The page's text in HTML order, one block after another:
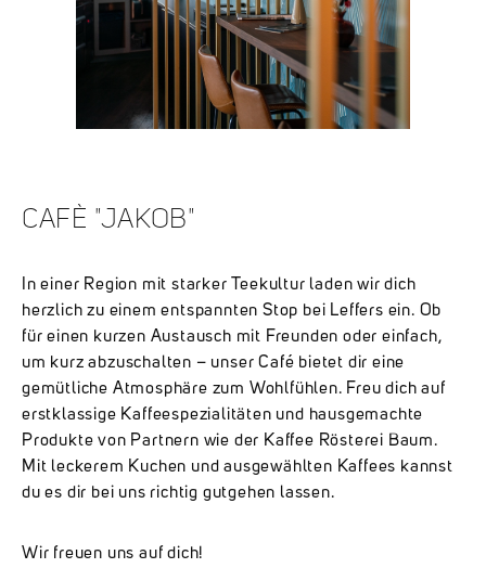
CAFÈ "JAKOB"
In einer Region mit starker Teekultur laden wir dich
herzlich zu einem entspannten Stop bei Leffers ein. Ob
für einen kurzen Austausch mit Freunden oder einfach,
um kurz abzuschalten – unser Café bietet dir eine
gemütliche Atmosphäre zum Wohlfühlen. Freu dich auf
erstklassige Kaffeespezialitäten und hausgemachte
Produkte von Partnern wie der Kaffee Rösterei Baum.
Mit leckerem Kuchen und ausgewählten Kaffees kannst
du es dir bei uns richtig gutgehen lassen.
Wir freuen uns auf dich!